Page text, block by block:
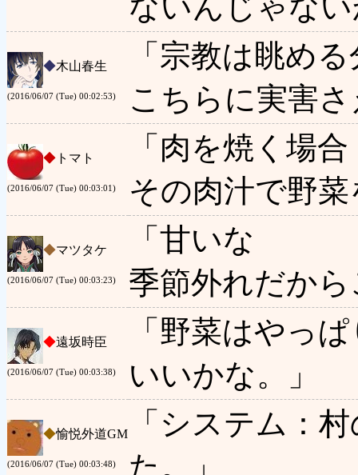
◆木山春生
(2016/06/07 (Tue) 00:02:53)
「宗教は眺め
こちらに実害
◆ トマト
(2016/06/07 (Tue) 00:03:01)
「肉を焼く場合
その肉汁で野
◆マツタケ
(2016/06/07 (Tue) 00:03:23)
「甘いな
季節外れだか
◆遠坂時臣
(2016/06/07 (Tue) 00:03:38)
「野菜はやっ
いいかな。」
◆愉悦外道GM
(2016/06/07 (Tue) 00:03:48)
「システム：
た。」